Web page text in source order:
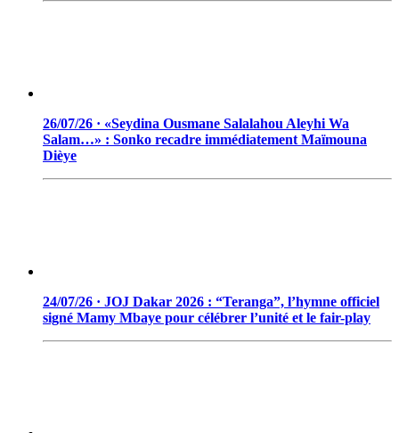
26/07/26 · «Seydina Ousmane Salalahou Aleyhi Wa
Salam…» : Sonko recadre immédiatement Maïmouna
Dièye
24/07/26 · JOJ Dakar 2026 : “Teranga”, l’hymne officiel
signé Mamy Mbaye pour célébrer l’unité et le fair-play